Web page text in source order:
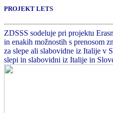
PROJEKT LETS
ZDSSS sodeluje pri projektu
in enakih možnostih s prenosom
za slepe ali slabovidne iz Italije v
slepi in slabovidni iz Italije in